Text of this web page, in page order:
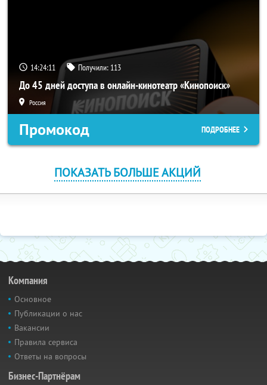
14:24:10 Получили: 113
До 45 дней доступа в онлайн-кинотеатр «Кинопоиск»
Россия
Промокод ПОДРОБНЕЕ
ПОКАЗАТЬ БОЛЬШЕ АКЦИЙ
Компания
Основное
Публикации о нас
Вакансии
Правила сервиса
Ответы на вопросы
Бизнес-Партнёрам